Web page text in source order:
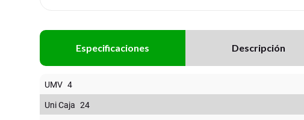
Especificaciones Descripción
UMV 4
Uni Caja 24